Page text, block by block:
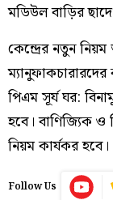
মডিউল বাড়ির
কেন্দ্রের নতুন
পিএম সূর্য ঘর:
হবে। বাণিজ্যিক ও
নিয়ম কার্যকর হবে।
Follow Us